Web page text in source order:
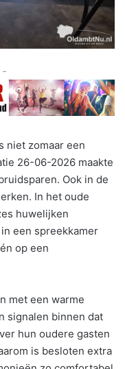
-
niet zomaar een
26-06-2026 maakte
Ook in de
In het oude
huwelijken
een spreekkamer
op een
met een warme
signalen binnen dat
hun oudere gasten
is besloten extra